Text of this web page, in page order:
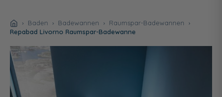
Baden Badewannen
Raumspar-Badewannen
Repabad Livorno Raumspar-Badewanne